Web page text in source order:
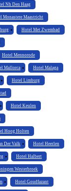
Nh Den Haag
Monastere Maastricht
Hotel Met Zwembad
Hotel Mennorode
Mallorca Hotel Malaga
Hotel Limburg
Hotel Keulen
Hoog Holten
Der Valk Hotel Heerlen
Hotel Halbert
Westerbroek
Hotel Goudfazant